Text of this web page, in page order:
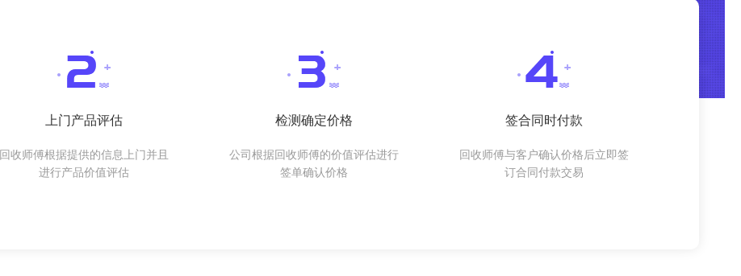
上门产品评估
回收师傅根据提供的信息上门并且
进行产品价值评估
检测确定价格
公司根据回收师傅的价值评估进行
签单确认价格
签合同时付款
回收师傅与客户确认价格后立即签
订合同付款交易